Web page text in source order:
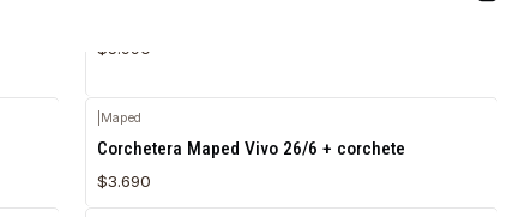
$5.990
Maped
Corchetera Maped Vivo 26/6 + corchete
$3.690